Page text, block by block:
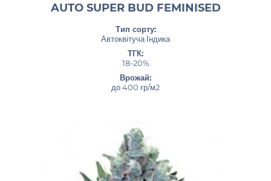
AUTO SUPER BUD FEMINISED
Тип сорту:
Автоквітуча Індика
ТГК:
18-20%
Врожай:
до 400 гр/м2